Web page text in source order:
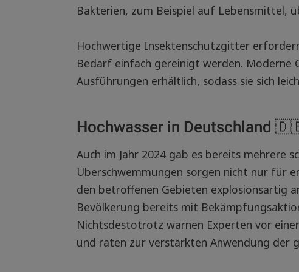
Bakterien, zum Beispiel auf Lebensmittel,
Hochwertige Insektenschutzgitter
Bedarf einfach gereinigt werden. Moderne
Ausführungen erhältlich, sodass sie sich
Hochwasser in Deutschland
Auch im Jahr 2024 gab es bereits mehrere
Überschwemmungen sorgen nicht nur für
den betroffenen Gebieten explosionsartig
Bevölkerung bereits mit
Nichtsdestotrotz warnen Experten vor
und raten zur verstärkten Anwendung der